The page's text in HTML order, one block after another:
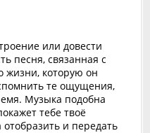
или довести
песня, связанная с
жизни, которую он
те ощущения,
Музыка подобна
тебе твоё
и передать